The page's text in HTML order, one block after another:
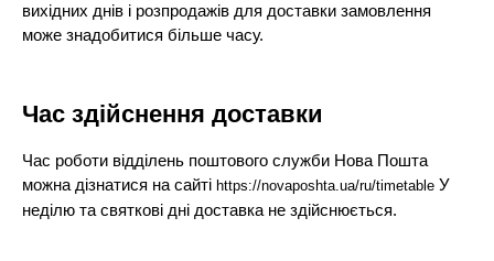
вихідних днів і розпродажів для доставки замовлення
може знадобитися більше часу.
Час здійснення доставки
Час роботи відділень поштового служби Нова Пошта
можна дізнатися на сайтіhttps://novaposhta.ua/ru/timetable У
неділю та святкові дні доставка не здійснюється.